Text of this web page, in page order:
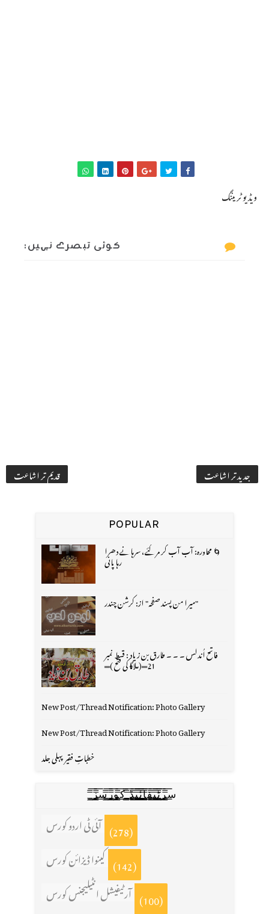
ویڈیو ٹریننگ
کوئی تبصرے نہیں:
جدید تر اشاعت قدیم تر اشاعت
POPULAR
🌀 محاورہ: آب آب کر مر گئے، سرہانے دھرا
رہا پانی
"میرا من پسند صفحہ" از: کرشن چندر
فاتح اُندلس ۔ ۔ ۔ طارق بن زیاد : قسط نمبر
21═(ملاگا کی فتح )═
New Post/Thread Notification: Photo Gallery
New Post/Thread Notification: Photo Gallery
خطباتِ فقیر پہلی جلد
س̳̿͟͞ر̳̿͟͞ٹ̳̿͟͞ی̳̿͟͞ف̳̿͟͞ا̳̿͟͞ي̳̳̿ٔ̿͟͟͞͞ی̳̿͟͞ڈ̳̿͟͞ ̳̿͟͞ک̳̿͟͞و̳̿͟͞ر̳̿͟͞س̳̿͟͞ز̳̿͟͞
آئی ٹی اردو کورس (278)
کینوا ڈیزائن کورس (142)
آرٹیفیشل انٹیلیجنس کورس (100)